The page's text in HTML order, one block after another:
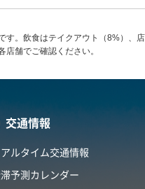
。飲食はテイクアウト（8%）
舗でご確認ください。
交通情報
アルタイム交通情報
予測カレンダー